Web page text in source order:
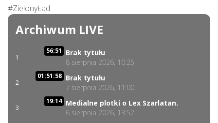
#ZielonyŁad
Archiwum LIVE
1
56:51
Brak tytułu
8 sierpnia 2026, 10:25
2
01:51:58 Brak tytułu
7 sierpnia 2026, 11:00
3
19:14 Medialne plotki o Lex Szarlatan.
6 sierpnia 2026, 13:52